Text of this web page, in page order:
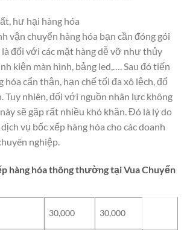
hư hại hàng hóa
vận chuyển hàng hóa bạn cần đóng gói
đối với các mặt hàng dễ vỡ như thủy
kiện màn hình, bảng led,…. Sau đó tiến
hóa cẩn thận, hạn chế tối đa xô lệch, đổ
Tuy nhiên, đối với nguồn nhân lực không
sẽ gặp rất nhiều khó khăn. Đó là lý do
vụ bốc xếp hàng hóa cho các doanh
nghiệp.
hàng hóa thông thường tại Vua Chuyển
30,000 30,000